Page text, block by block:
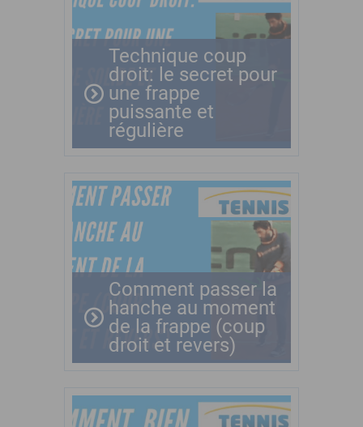
Technique coup
droit: le secret pour
une frappe
puissante et
régulière
Comment passer la
hanche au moment
de la frappe (coup
droit et revers)